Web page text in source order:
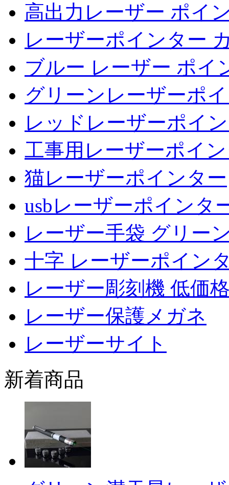
高出力レーザー ポイ
レーザーポインター
ブルー レーザー ポイ
グリーンレーザーポ
レッドレーザーポイ
工事用レーザーポイ
猫レーザーポインター
usbレーザーポインタ
レーザー手袋 グリー
十字 レーザーポイン
レーザー彫刻機 低価
レーザー保護メガネ
レーザーサイト
新着商品